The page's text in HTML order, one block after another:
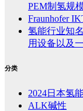
PEM制氢规
Fraunhofer
氢能行业知
用设备以及
分类
2024日本氢
ALK碱性